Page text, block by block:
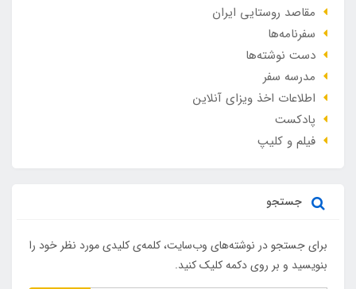
مقاصد روستایی ایران
سفرنامه‌ها
دست نوشته‌ها
مدرسه سفر
اطلاعات اخذ ویزای آنلاین
پادکست
فیلم و کلیپ
جستجو
برای جستجو در نوشته‌های وب‌سایت، کلمه‌ی کلیدی مورد نظر خود را
بنویسید و بر روی دکمه کلیک کنید.